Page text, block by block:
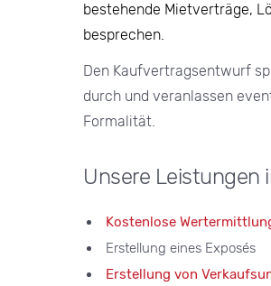
bestehende Mietverträge,
besprechen.
Den Kaufvertragsentwurf
durch und veranlassen
Formalität.
Unsere Leistungen
Kostenlose
Erstellung eines Exposés
Erstellung von